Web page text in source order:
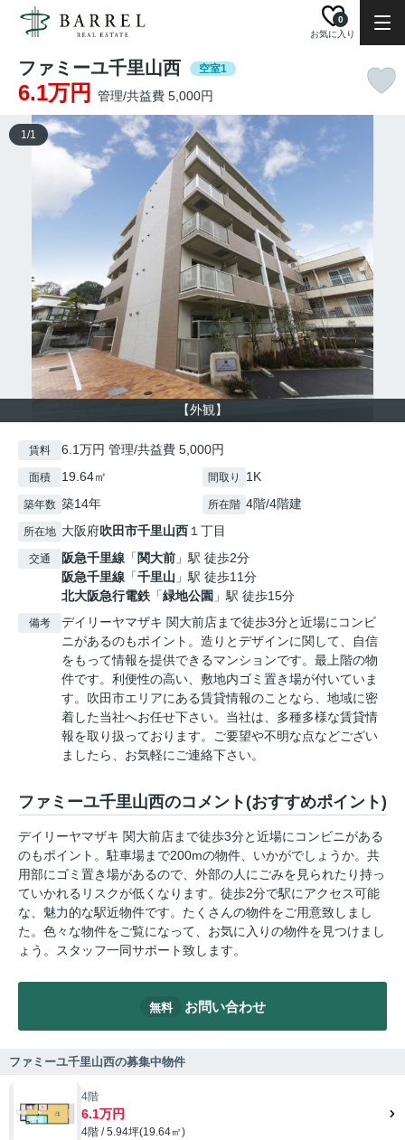
お気に入り
0
ファミーユ千里山西 空室1
6.1万円 管理/共益費 5,000円
【外観】
1/1
賃料 6.1万円 管理/共益費 5,000円
面積 19.64㎡ 間取り 1K
築年数 築14年 所在階 4階/4階建
所在地 大阪府吹田市千里山西１丁目
交通 阪急千里線 「 関大前 」駅 徒歩2分
阪急千里線 「千里山 」駅 徒歩11分
北大阪急行電鉄 「緑地公園 」駅 徒歩15分
備考
デイリーヤマザキ 関大前店まで徒歩3分と近場にコンビ
ニがあるのもポイント。造りとデザインに関して、自信
をもって情報を提供できるマンションです。最上階の物
件です。利便性の高い、敷地内ゴミ置き場が付いていま
す。吹田市エリアにある賃貸情報のことなら、地域に密
着した当社へお任せ下さい。当社は、多種多様な賃貸情
報を取り扱っております。ご要望や不明な点などござい
ましたら、お気軽にご連絡下さい。
ファミーユ千里山西のコメント(おすすめポイント)
デイリーヤマザキ 関大前店まで徒歩3分と近場にコンビニがある
のもポイント。駐車場まで200mの物件、いかがでしょうか。共
用部にゴミ置き場があるので、外部の人にごみを見られたり持っ
ていかれるリスクが低くなります。徒歩2分で駅にアクセス可能
な、魅力的な駅近物件です。たくさんの物件をご用意致しまし
た。色々な物件をご覧になって、お気に入りの物件を見つけまし
ょう。スタッフ一同サポート致します。
無料 お問い合わせ
ファミーユ千里山西の募集中物件
4階
6.1万円
4階 / 5.94坪(19.64㎡)